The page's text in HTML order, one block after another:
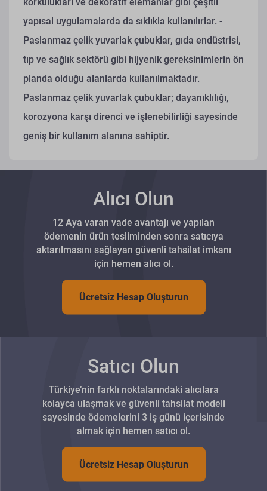
yapısal uygulamalarda da sıklıkla kullanılırlar. -
Paslanmaz çelik yuvarlak çubuklar, gıda endüstrisi,
tıp ve sağlık sektörü gibi hijyenik gereksinimlerin ön
planda olduğu alanlarda kullanılmaktadır.
Paslanmaz çelik yuvarlak çubuklar; dayanıklılığı,
korozyona karşı direnci ve işlenebilirliği sayesinde
geniş bir kullanım alanına sahiptir.
Alıcı Olun
12 Aya varan vade avantajı ve yapılan
ödemenin ürün tesliminden sonra satıcıya
aktarılmasını sağlayan güvenli tahsilat imkanı
için hemen alıcı ol.
Ücretsiz Hesap Oluşturun
Satıcı Olun
Türkiye’nin farklı noktalarındaki alıcılara
kolayca ulaşmak ve güvenli tahsilat modeli
sayesinde ödemelerini 3 iş günü içerisinde
almak için hemen satıcı ol.
Ücretsiz Hesap Oluşturun